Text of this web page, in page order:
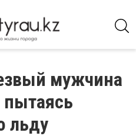
мужчина
пытаясь
льду